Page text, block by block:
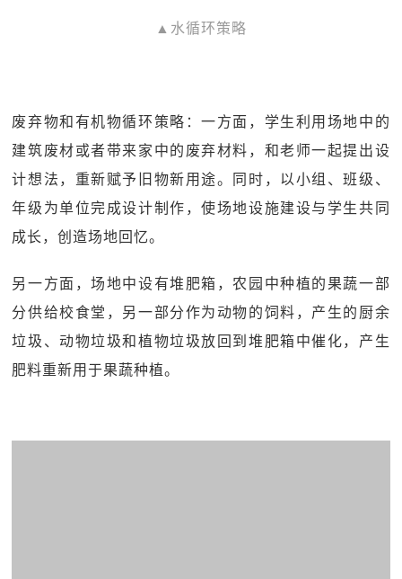
▲水循环策略
废弃物和有机物循环策略：一方面，学生利用场地中的
建筑废材或者带来家中的废弃材料，和老师一起提出设
计想法，重新赋予旧物新用途。同时，以小组、班级、
年级为单位完成设计制作，使场地设施建设与学生共同
成长，创造场地回忆。
另一方面，场地中设有堆肥箱，农园中种植的果蔬一部
分供给校食堂，另一部分作为动物的饲料，产生的厨余
垃圾、动物垃圾和植物垃圾放回到堆肥箱中催化，产生
肥料重新用于果蔬种植。